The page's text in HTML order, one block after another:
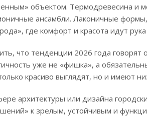
объектом. Термодревесина и
ансамбли. Лаконичные
где комфорт и красота идут рука
что тенденции 2026 года говорят
уже не «фишка», а
красиво выглядят, но и имеют
архитектуры или дизайна
к зрелым, устойчивым и